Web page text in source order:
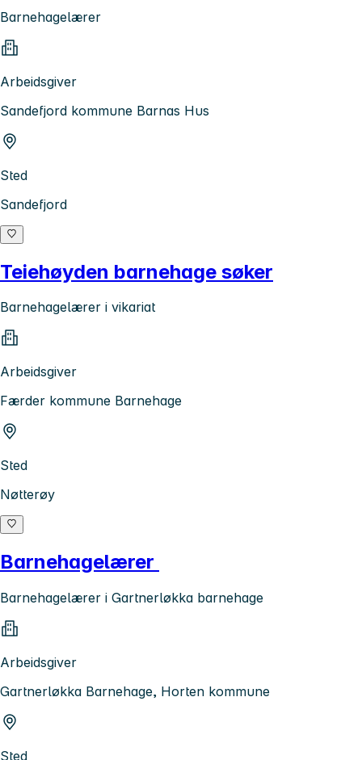
Barnehagelærer
Arbeidsgiver
Sandefjord kommune Barnas Hus
Sted
Sandefjord
Teiehøyden barnehage søker
Barnehagelærer i vikariat
Arbeidsgiver
Færder kommune Barnehage
Sted
Nøtterøy
Barnehagelærer
Barnehagelærer i Gartnerløkka barnehage
Arbeidsgiver
Gartnerløkka Barnehage, Horten kommune
Sted